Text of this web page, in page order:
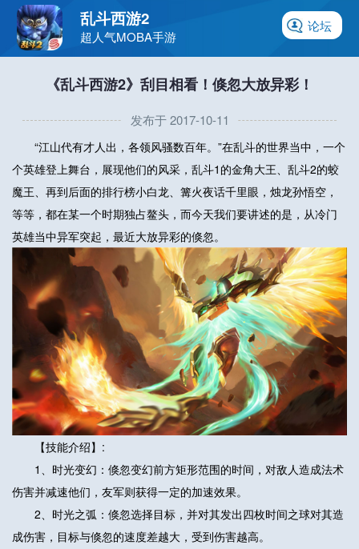
论坛
乱斗西游2
超人气MOBA手游
《乱斗西游2》刮目相看！倏忽大放异彩！
发布于 2017-10-11
“江山代有才人出，各领风骚数百年。”在乱斗的世界当中，一个
个英雄登上舞台，展现他们的风采，乱斗1的金角大王、乱斗2的蛟
魔王、再到后面的排行榜小白龙、篝火夜话千里眼，烛龙孙悟空，
等等，都在某一个时期独占鳌头，而今天我们要讲述的是，从冷门
英雄当中异军突起，最近大放异彩的倏忽。
【技能介绍】:
1、时光变幻：倏忽变幻前方矩形范围的时间，对敌人造成法术
伤害并减速他们，友军则获得一定的加速效果。
2、时光之弧：倏忽选择目标，并对其发出四枚时间之球对其造
成伤害，目标与倏忽的速度差越大，受到伤害越高。